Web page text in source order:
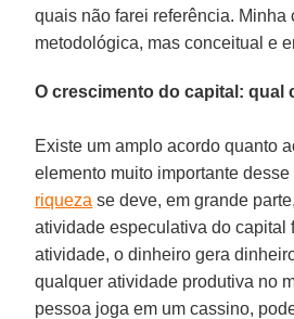
quais não farei referência. Minha
metodológica, mas conceitual e
O crescimento do capital: qual
Existe um amplo acordo quanto
elemento muito importante desse
riqueza se deve, em grande
atividade especulativa do capital
atividade, o dinheiro gera
qualquer atividade produtiva no
pessoa joga em um cassino,